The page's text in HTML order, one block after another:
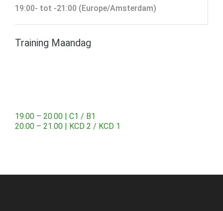
19:00- tot -21:00 (Europe/Amsterdam)
Training Maandag
19.00 – 20.00 | C1 / B1
20.00 – 21.00 | KCD 2 / KCD 1